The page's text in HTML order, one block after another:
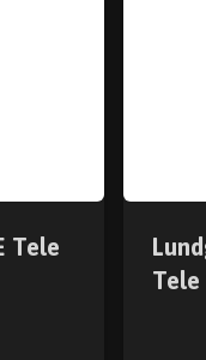
Tele
Tele